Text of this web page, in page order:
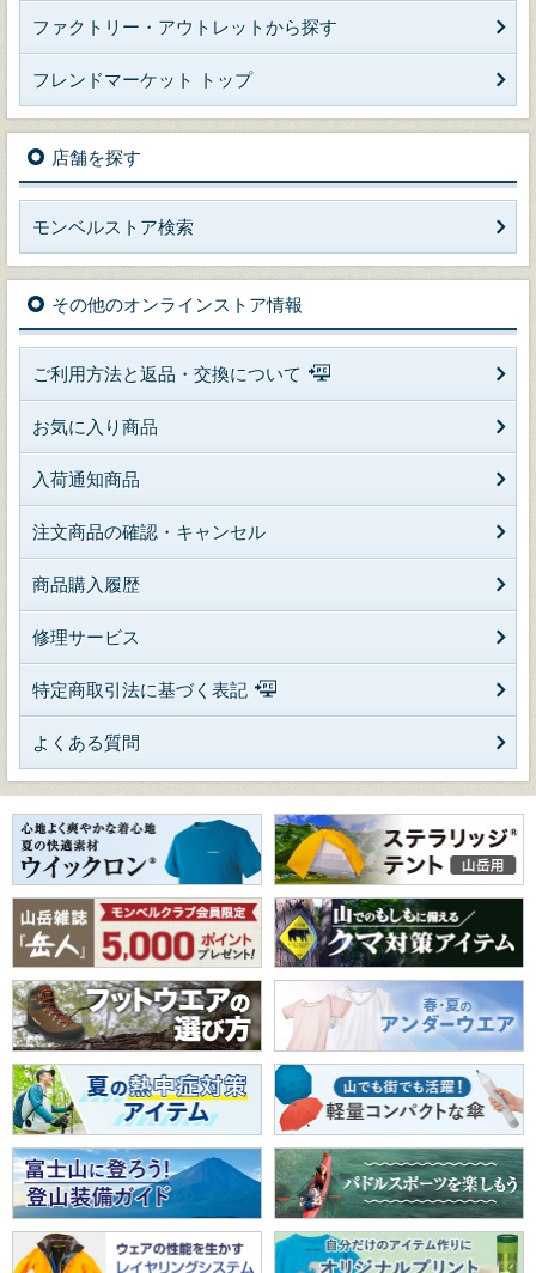
ファクトリー・アウトレットから探す
フレンドマーケット トップ
店舗を探す
モンベルストア検索
その他のオンラインストア情報
ご利用方法と返品・交換について
お気に入り商品
入荷通知商品
注文商品の確認・キャンセル
商品購入履歴
修理サービス
特定商取引法に基づく表記
よくある質問